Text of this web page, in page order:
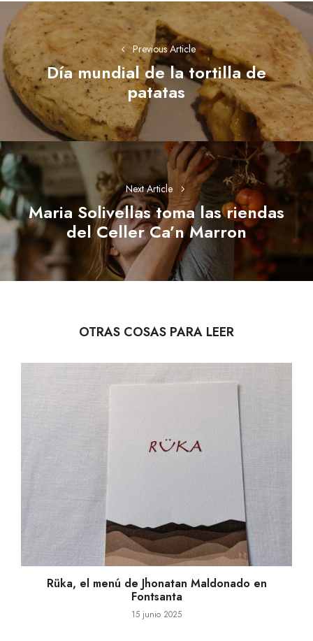
Navegación
de
entradas
Previous Article
Previous
post:
Día mundial de la tortilla de
patatas
Next Article
Next
post:
Maria Solivellas toma las riendas
del Celler Ca’n Marron
OTRAS COSAS PARA LEER
Rüka, el menú de Jhonatan Maldonado en
Fontsanta
15 junio 2025